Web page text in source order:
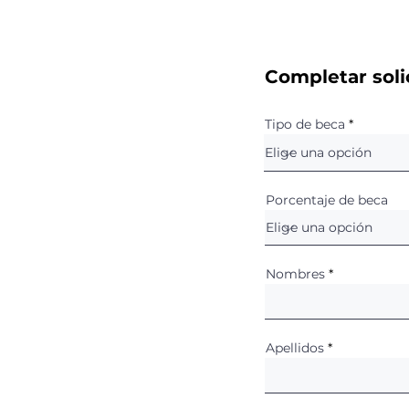
Completar
Tipo de beca
Porcentaje de beca
Nombres
Apellidos